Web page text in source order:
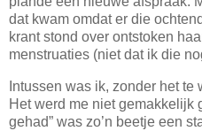
dat kwam omdat er die
krant stond over ontstoken
menstruaties (niet dat ik die
Intussen was ik, zonder het
Het werd me niet gemakkelijk
gehad” was zo’n beetje een